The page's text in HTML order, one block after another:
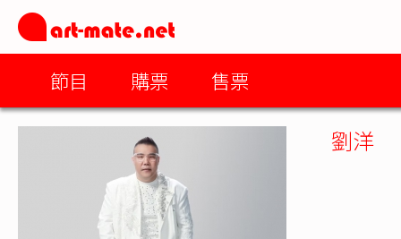
節目 購票 售票
劉洋